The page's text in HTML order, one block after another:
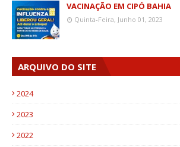
VACINAÇÃO EM CIPÓ BAHIA
Quinta-Feira, Junho 01, 2023
ARQUIVO DO SITE
2024
2023
2022